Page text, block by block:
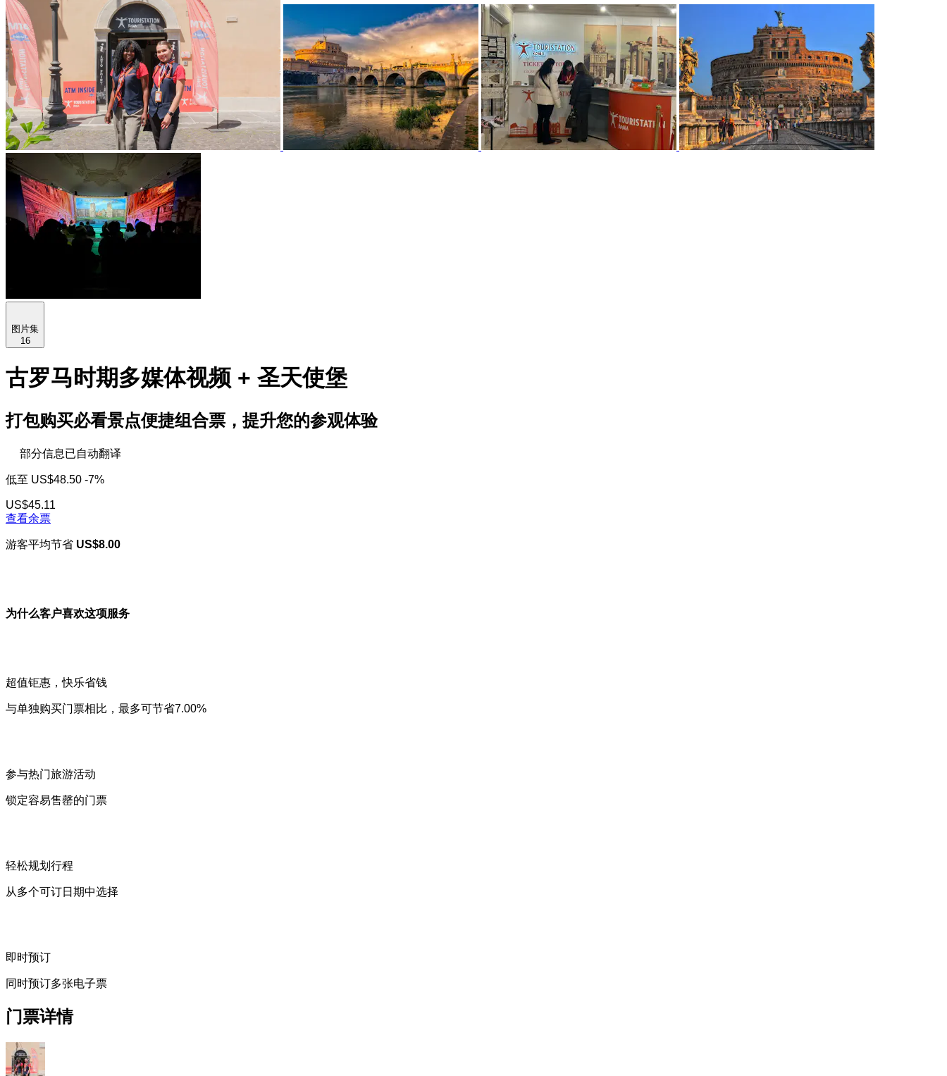
图片集
16
古罗马时期多媒体视频 + 圣天使堡
打包购买必看景点便捷组合票，提升您的参观体验
部分信息已自动翻译
低至 US$48.50 -7%
US$45.11
查看余票
游客平均节省 US$8.00
为什么客户喜欢这项服务
超值钜惠，快乐省钱
与单独购买门票相比，最多可节省7.00%
参与热门旅游活动
锁定容易售罄的门票
轻松规划行程
从多个可订日期中选择
即时预订
同时预订多张电子票
门票详情